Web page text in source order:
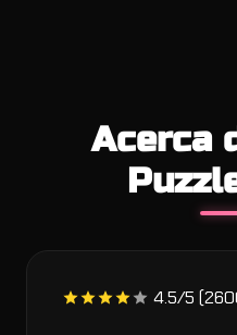
Acerca
4.5/5